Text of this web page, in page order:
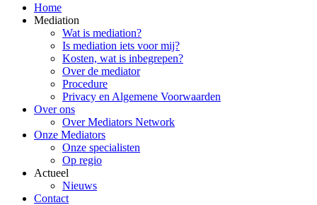
Home
Mediation
Wat is mediation?
Is mediation iets voor mij?
Kosten, wat is inbegrepen?
Over de mediator
Procedure
Privacy en Algemene Voorwaarden
Over ons
Over Mediators Network
Onze Mediators
Onze specialisten
Op regio
Actueel
Nieuws
Contact